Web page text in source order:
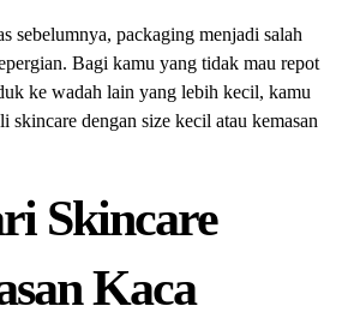
sebelumnya, packaging menjadi salah
Bagi kamu yang tidak mau repot
ke wadah lain yang lebih kecil, kamu
skincare dengan size kecil atau kemasan
Skincare
Kaca